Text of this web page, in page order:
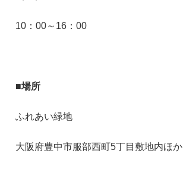
10：00～16：00
■場所
ふれあい緑地
大阪府豊中市服部西町5丁目敷地内ほか